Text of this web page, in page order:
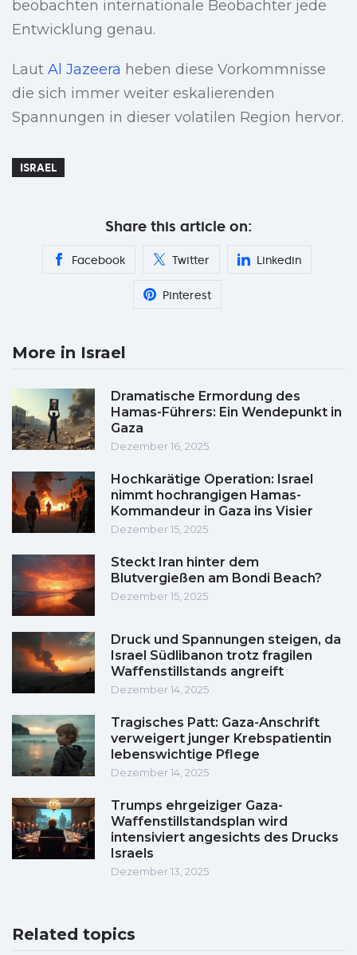
beobachten internationale Beobachter jede
Entwicklung genau.
Laut Al Jazeera heben diese Vorkommnisse
die sich immer weiter eskalierenden
Spannungen in dieser volatilen Region hervor.
ISRAEL
Share this article on:
Facebook Twitter Linkedin
Pinterest
More in Israel
Dramatische Ermordung des
Hamas-Führers: Ein Wendepunkt in
Gaza
Dezember 16, 2025
Hochkarätige Operation: Israel
nimmt hochrangigen Hamas-
Kommandeur in Gaza ins Visier
Dezember 15, 2025
Steckt Iran hinter dem
Blutvergießen am Bondi Beach?
Dezember 15, 2025
Druck und Spannungen steigen, da
Israel Südlibanon trotz fragilen
Waffenstillstands angreift
Dezember 14, 2025
Tragisches Patt: Gaza-Anschrift
verweigert junger Krebspatientin
lebenswichtige Pflege
Dezember 14, 2025
Trumps ehrgeiziger Gaza-
Waffenstillstandsplan wird
intensiviert angesichts des Drucks
Israels
Dezember 13, 2025
Related topics